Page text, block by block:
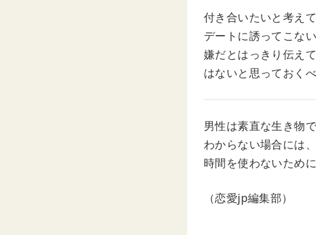
付き合いたいと考え
デートに誘ってこな
嫌だとはっきり伝え
はないと思っておくべ
男性は素直な生き物
わからない場合には
時間を使わないため
（恋愛jp編集部）